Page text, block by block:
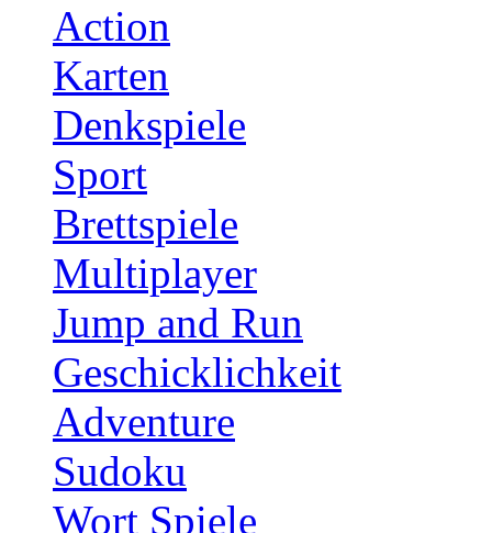
Action
Karten
Denkspiele
Sport
Brettspiele
Multiplayer
Jump and Run
Geschicklichkeit
Adventure
Sudoku
Wort Spiele